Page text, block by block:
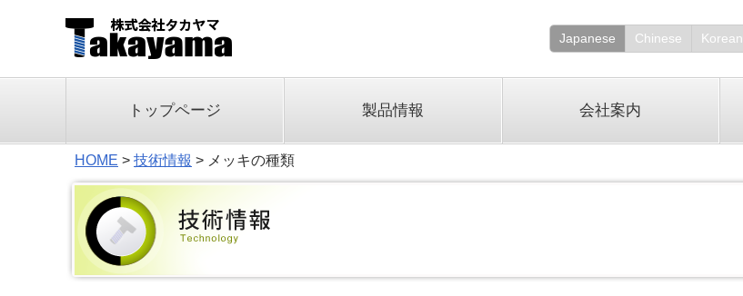
Japanese Chinese Korean
トップページ 製品情報 会社案内
HOME > 技術情報 > メッキの種類